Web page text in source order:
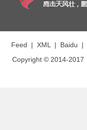
Feed | XML | Baidu |
Copyright © 2014-2017